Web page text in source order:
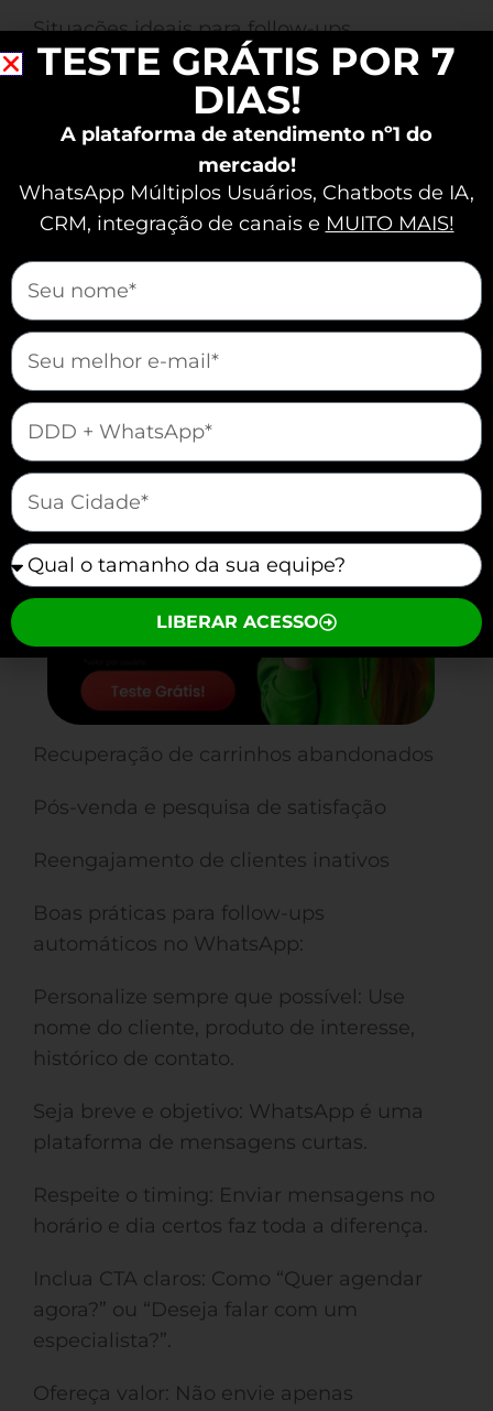
Situações ideais para follow-ups
automatizados:
Após o primeiro contato comercial
Depois de uma proposta enviada
Lembretes de reuniões, consultas ou
Recuperação de carrinhos abandonados
Pós-venda e pesquisa de satisfação
Reengajamento de clientes inativos
Boas práticas para follow-ups
automáticos no WhatsApp:
Personalize sempre que possível: Use
nome do cliente, produto de interesse,
histórico de contato.
Seja breve e objetivo: WhatsApp é uma
plataforma de mensagens curtas.
Respeite o timing: Enviar mensagens no
horário e dia certos faz toda a diferença.
Inclua CTA claros: Como “Quer agendar
agora?” ou “Deseja falar com um
especialista?”.
Ofereça valor: Não envie apenas
TESTE GRÁTIS POR 7
DIAS!
A plataforma de atendimento nº1 do
mercado!
WhatsApp Múltiplos Usuários, Chatbots de IA,
CRM, integração de canais e MUITO MAIS!
mauticform[nome]
mauticform[email]
mauticform[telefone]
mauticform[cidade]
mauticform[equipe]
LIBERAR ACESSO